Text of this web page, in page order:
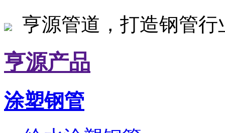
亨源管道，打造钢管
亨源产品
涂塑钢管